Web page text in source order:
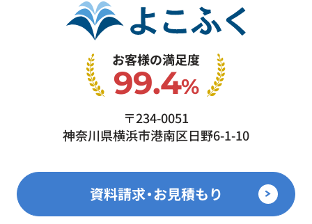
お客様の満足度
99.4%
〒234-0051
神奈川県横浜市港南区日野6-1-10
資料請求・お見積もり